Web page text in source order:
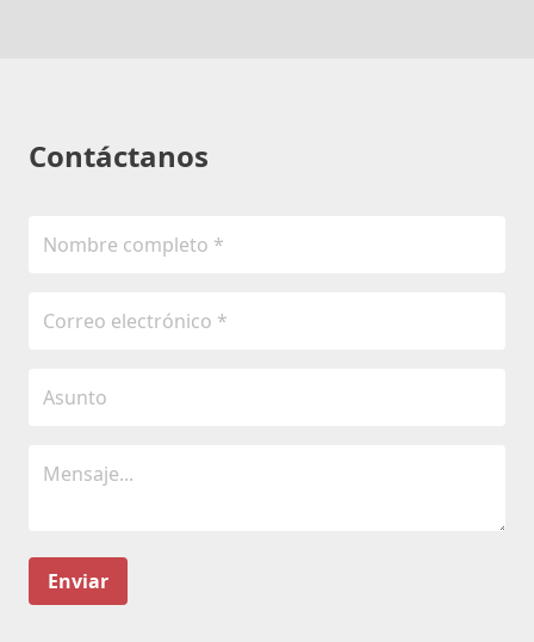
Contáctanos
Enviar